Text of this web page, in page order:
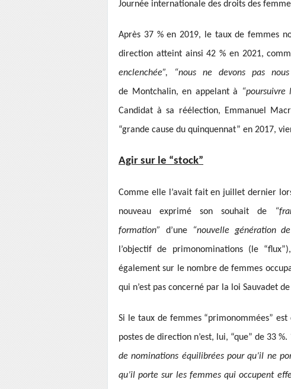
Journée internationale des droits des
Après 37 % en 2019, le taux de femmes
direction atteint ainsi 42 % en 2021,
enclenchée”, “nous ne devons pas
de Montchalin, en appelant à
“poursuivre
Candidat à sa réélection, Emmanuel
“grande cause du quinquennat” en 2017,
Agir sur le “stock”
Comme elle l’avait fait en juillet dernier
nouveau exprimé son souhait de
formation”
d’une “nouvelle génération
l’objectif de primonominations (le
également sur le nombre de femmes
qui n’est pas concerné par la loi Sauvadet
Si le taux de femmes “primonommées”
postes de direction n’est, lui, “que” de 33 %.
de nominations équilibrées pour qu’il ne
qu’il porte sur les femmes qui occupent